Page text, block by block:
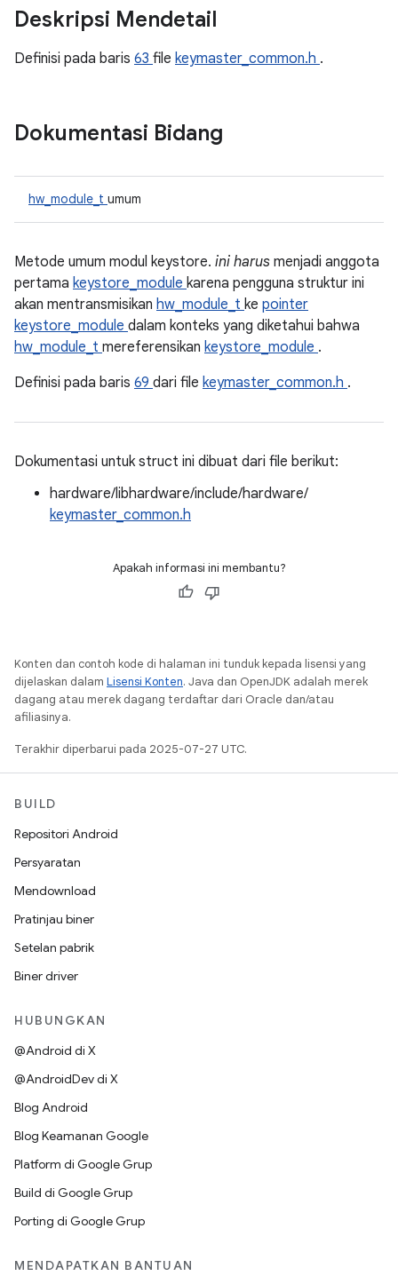
Deskripsi Mendetail
Definisi pada baris 63 file keymaster_common.h .
Dokumentasi Bidang
hw_module_t umum
Metode umum modul keystore. ini harus menjadi anggota
pertama keystore_module karena pengguna struktur ini
akan mentransmisikan hw_module_t ke pointer
keystore_module dalam konteks yang diketahui bahwa
hw_module_t mereferensikan keystore_module .
Definisi pada baris 69 dari file keymaster_common.h .
Dokumentasi untuk struct ini dibuat dari file berikut:
hardware/libhardware/include/hardware/
keymaster_common.h
Apakah informasi ini membantu?
Konten dan contoh kode di halaman ini tunduk kepada lisensi yang
dijelaskan dalam Lisensi Konten. Java dan OpenJDK adalah merek
dagang atau merek dagang terdaftar dari Oracle dan/atau
afiliasinya.
Terakhir diperbarui pada 2025-07-27 UTC.
BUILD
Repositori Android
Persyaratan
Mendownload
Pratinjau biner
Setelan pabrik
Biner driver
HUBUNGKAN
@Android di X
@AndroidDev di X
Blog Android
Blog Keamanan Google
Platform di Google Grup
Build di Google Grup
Porting di Google Grup
MENDAPATKAN BANTUAN